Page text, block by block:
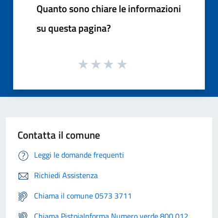
Quanto sono chiare le informazioni
su questa pagina?
Contatta il comune
Leggi le domande frequenti
Richiedi Assistenza
Chiama il comune 0573 3711